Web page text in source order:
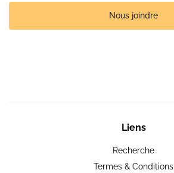
Nous joindre
Liens
Recherche
Termes & Conditions